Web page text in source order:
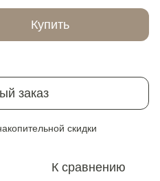
Купить
заказ
скидки
К сравнению